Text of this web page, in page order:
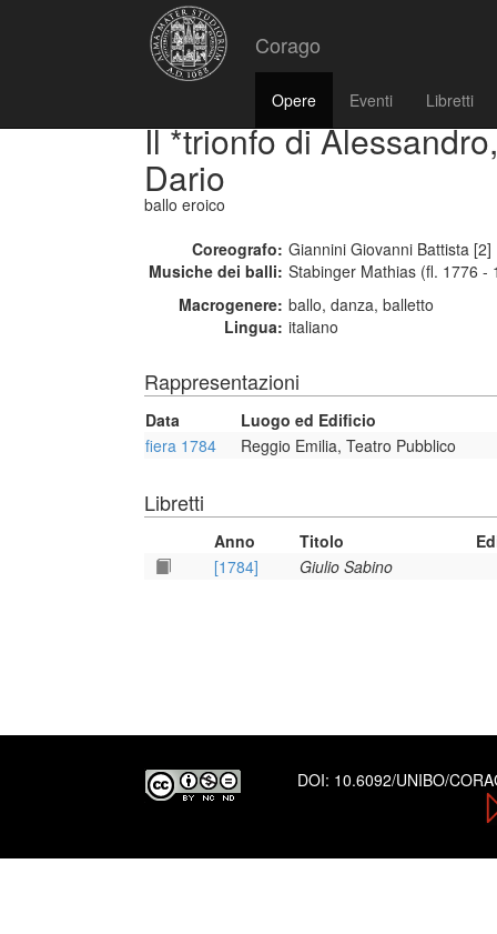
Corago
Opere Eventi Libretti
Il *trionfo di
Dario
ballo eroico
Coreografo: Giannini Giovanni Battista
Musiche dei balli: Stabinger Mathias (fl. 1776 -
Macrogenere: ballo, danza, balletto
Lingua: italiano
Rappresentazioni
Data
Luogo ed Edificio
fiera 1784
Reggio Emilia, Teatro Pubblico
Libretti
Anno Titolo
[1784]
Giulio Sabino
DOI: 10.6092/UNIBO/